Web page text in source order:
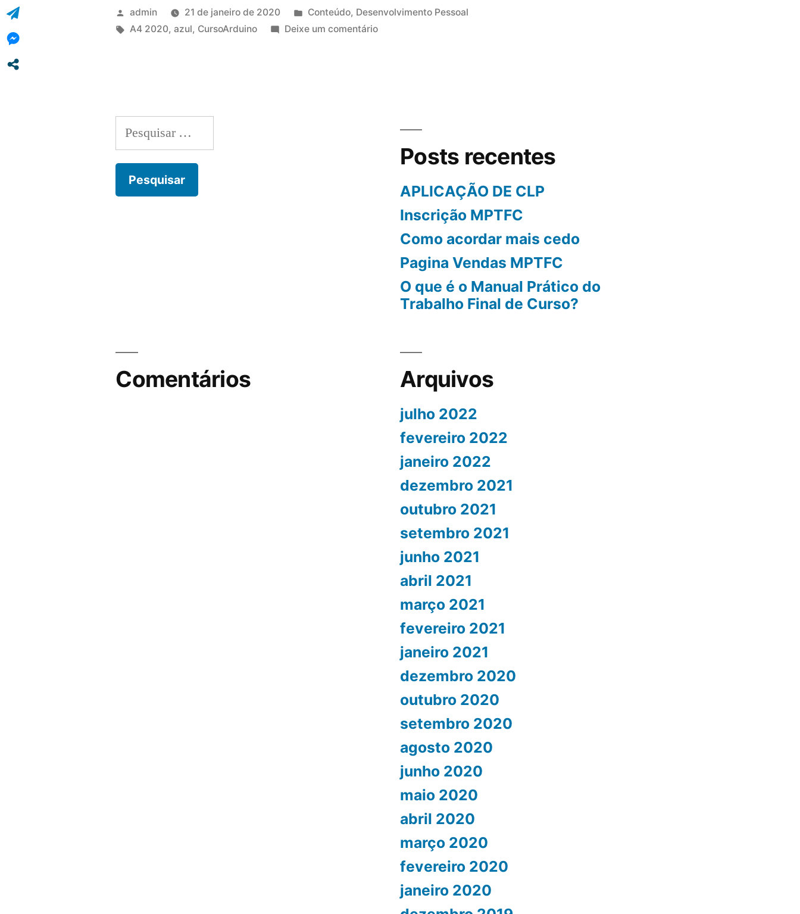
Publicado
por
admin 21 de janeiro de 2020
Publicado
em
Conteúdo, Desenvolvimento Pessoal
Tags:
A4 2020,azul, CursoArduino Deixe um comentárioem
aplicações
ferramentas
desenvolvimento.
Pesquisar
por:
Posts recentes
APLICAÇÃO DE CLP
Inscrição MPTFC
Como acordar mais cedo
Pagina Vendas MPTFC
O que é o Manual Prático do
Trabalho Final de Curso?
Comentários Arquivos
julho 2022
fevereiro 2022
janeiro 2022
dezembro 2021
outubro 2021
setembro 2021
junho 2021
abril 2021
março 2021
fevereiro 2021
janeiro 2021
dezembro 2020
outubro 2020
setembro 2020
agosto 2020
junho 2020
maio 2020
abril 2020
março 2020
fevereiro 2020
janeiro 2020